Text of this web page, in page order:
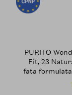
PURITO
Fit, 23
fata
Asiatica,
tenului